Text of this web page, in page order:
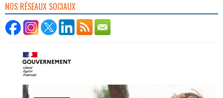
NOS RÉSEAUX SOCIAUX